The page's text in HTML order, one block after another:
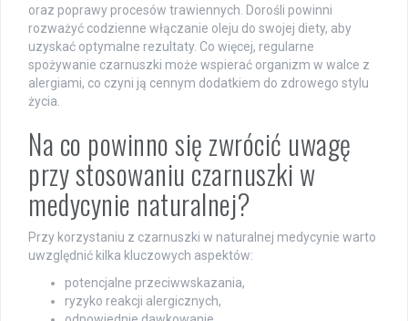
oraz poprawy procesów trawiennych. Dorośli powinni
rozważyć codzienne włączanie oleju do swojej diety, aby
uzyskać optymalne rezultaty. Co więcej, regularne
spożywanie czarnuszki może wspierać organizm w walce z
alergiami, co czyni ją cennym dodatkiem do zdrowego stylu
życia.
Na co powinno się zwrócić uwagę
przy stosowaniu czarnuszki w
medycynie naturalnej?
Przy korzystaniu z czarnuszki w naturalnej medycynie warto
uwzględnić kilka kluczowych aspektów:
potencjalne przeciwwskazania,
ryzyko reakcji alergicznych,